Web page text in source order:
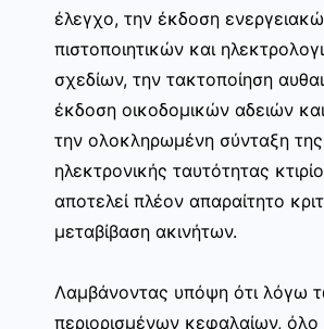
έλεγχο, την έκδοση
πιστοποιητικών και
σχεδίων, την τακτοποίηση
έκδοση οικοδομικών αδειών
την ολοκληρωμένη σύνταξη της
ηλεκτρονικής ταυτότητας
αποτελεί πλέον απαραίτητο
μεταβίβαση ακινήτων.
Λαμβάνοντας υπόψη ότι λόγω
περιορισμένων κεφαλαίων, όλο